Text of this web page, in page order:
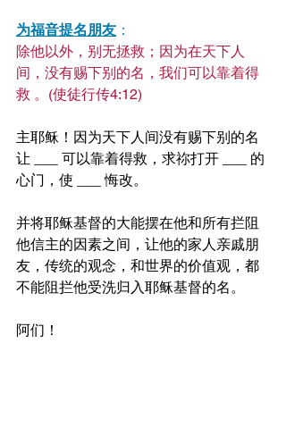
为福音提名朋友 ：
除他以外，别无拯救；因为在天下人
间，没有赐下别的名，我们可以靠着得
救 。(使徒行传4:12)
主耶稣！因为天下人间没有赐下别的名
让 ___ 可以靠着得救，求祢打开 ___ 的
心门，使 ___ 悔改。
并将耶稣基督的大能摆在他和所有拦阻
他信主的因素之间，让他的家人亲戚朋
友，传统的观念，和世界的价值观，都
不能阻拦他受洗归入耶稣基督的名。
阿们！